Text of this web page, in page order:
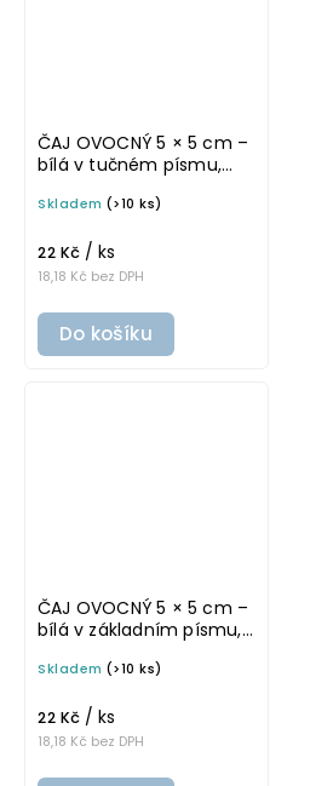
ČAJ OVOCNÝ 5 × 5 cm –
bílá v tučném písmu,
na potravinové dózy
Skladem (>10 ks)
18,18 Kč bez DPH
22 Kč / ks
Do košíku
ČAJ OVOCNÝ 5 × 5 cm –
bílá v základním písmu,
na potravinové dózy
Skladem (>10 ks)
18,18 Kč bez DPH
22 Kč / ks